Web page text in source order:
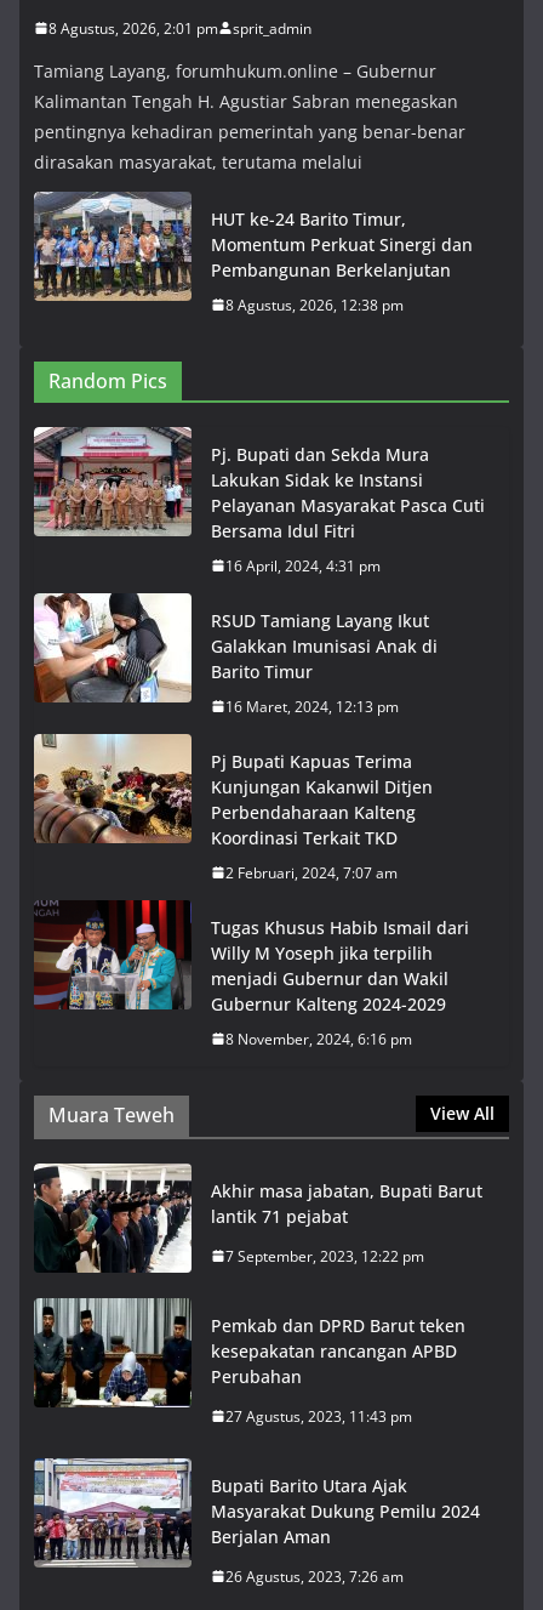
8 Agustus, 2026, 2:01 pm sprit_admin
Tamiang Layang, forumhukum.online – Gubernur
Kalimantan Tengah H. Agustiar Sabran menegaskan
pentingnya kehadiran pemerintah yang benar-benar
dirasakan masyarakat, terutama melalui
HUT ke-24 Barito Timur,
Momentum Perkuat Sinergi dan
Pembangunan Berkelanjutan
8 Agustus, 2026, 12:38 pm
Random Pics
Pj. Bupati dan Sekda Mura
Lakukan Sidak ke Instansi
Pelayanan Masyarakat Pasca Cuti
Bersama Idul Fitri
16 April, 2024, 4:31 pm
RSUD Tamiang Layang Ikut
Galakkan Imunisasi Anak di
Barito Timur
16 Maret, 2024, 12:13 pm
Pj Bupati Kapuas Terima
Kunjungan Kakanwil Ditjen
Perbendaharaan Kalteng
Koordinasi Terkait TKD
2 Februari, 2024, 7:07 am
Tugas Khusus Habib Ismail dari
Willy M Yoseph jika terpilih
menjadi Gubernur dan Wakil
Gubernur Kalteng 2024-2029
8 November, 2024, 6:16 pm
Muara Teweh View All
Akhir masa jabatan, Bupati Barut
lantik 71 pejabat
7 September, 2023, 12:22 pm
Pemkab dan DPRD Barut teken
kesepakatan rancangan APBD
Perubahan
27 Agustus, 2023, 11:43 pm
Bupati Barito Utara Ajak
Masyarakat Dukung Pemilu 2024
Berjalan Aman
26 Agustus, 2023, 7:26 am